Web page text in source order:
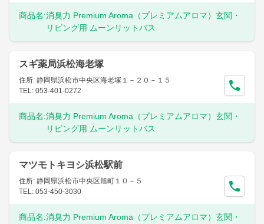
商品名:消臭力 Premium Aroma（プレミアムアロマ）玄関・
リビング用 ムーンリットバス
スギ薬局浜松海老塚
住所: 静岡県浜松市中央区海老塚１－２０－１５
TEL: 053-401-0272
商品名:消臭力 Premium Aroma（プレミアムアロマ）玄関・
リビング用 ムーンリットバス
マツモトキヨシ浜松駅前
住所: 静岡県浜松市中央区旭町１０－５
TEL: 053-450-3030
商品名:消臭力 Premium Aroma（プレミアムアロマ）玄関・